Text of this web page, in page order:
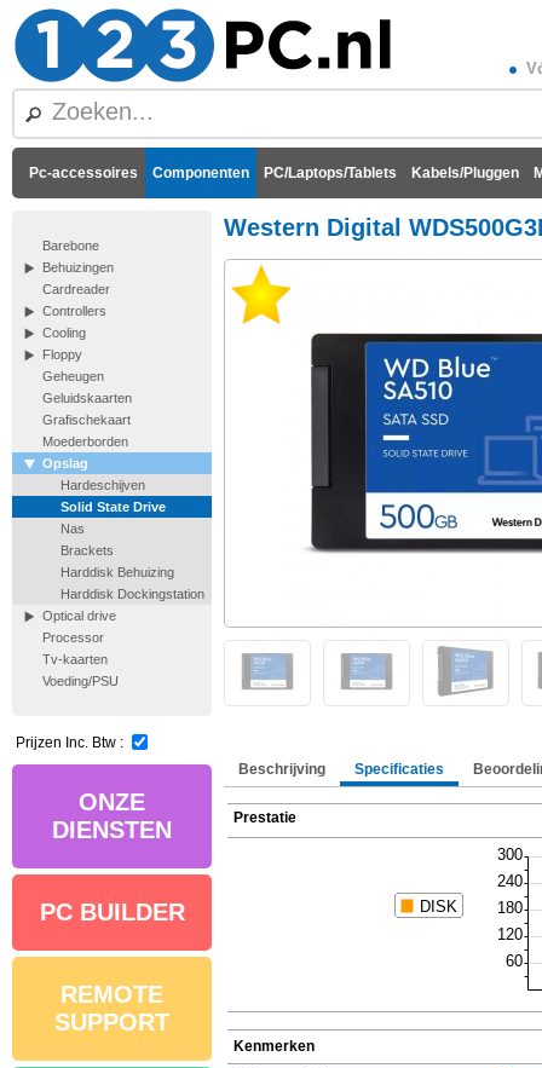
Pc-accessoires Componenten PC/Laptops/Tablets Kabels/Pluggen
Barebone
Behuizingen
Cardreader
Controllers
Cooling
Floppy
Geheugen
Geluidskaarten
Grafischekaart
Moederborden
Opslag
Hardeschijven
Solid State Drive
Nas
Brackets
Harddisk Behuizing
Harddisk Dockingstation
Optical drive
Processor
Tv-kaarten
Voeding/PSU
Prijzen Inc. Btw :
ONZE
DIENSTEN
PC BUILDER
REMOTE
SUPPORT
Western Digital
Beschrijving Specificaties
Prestatie
Kenmerken